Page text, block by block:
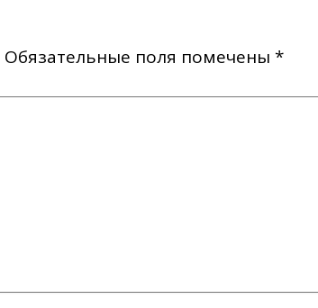
Обязательные поля помечены *